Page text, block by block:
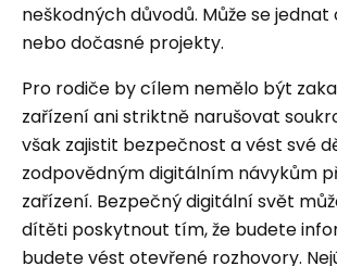
neškodných důvodů. Může se
nebo dočasné projekty.
Pro rodiče by cílem nemělo být
zařízení ani striktně narušovat
však zajistit bezpečnost a vést své
zodpovědným digitálním návykům
zařízení. Bezpečný digitální svět
dítěti poskytnout tím, že budete
budete vést otevřené rozhovory.